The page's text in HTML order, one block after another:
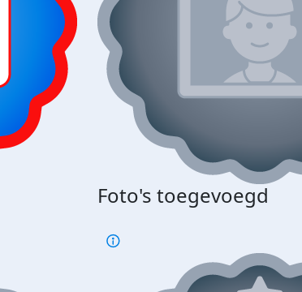
Foto's toegevoegd